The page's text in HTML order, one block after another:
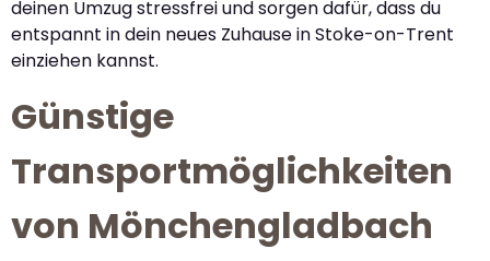
deinen Umzug stressfrei und sorgen dafür, dass du
entspannt in dein neues Zuhause in Stoke-on-Trent
einziehen kannst.
Günstige
Transportmöglichkeiten
von Mönchengladbach